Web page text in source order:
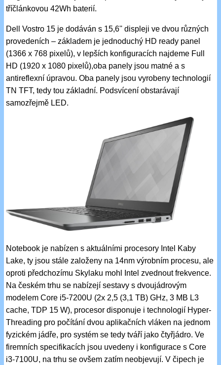
tříčlánkovou 42Wh baterií.
Dell Vostro 15 je dodáván s 15,6'' displeji ve dvou různých
provedeních – základem je jednoduchý HD ready panel
(1366 x 768 pixelů), v lepších konfiguracích najdeme Full
HD (1920 x 1080 pixelů),oba panely jsou matné a s
antireflexní úpravou. Oba panely jsou vyrobeny technologií
TN TFT, tedy tou základní. Podsvícení obstarávají
samozřejmě LED.
Notebook je nabízen s aktuálními procesory Intel Kaby
Lake, ty jsou stále založeny na 14nm výrobním procesu, ale
oproti předchozímu Skylaku mohl Intel zvednout frekvence.
Na českém trhu se nabízejí sestavy s dvoujádrovým
modelem Core i5-7200U (2x 2,5 (3,1 TB) GHz, 3 MB L3
cache, TDP 15 W), procesor disponuje i technologií Hyper-
Threading pro počítání dvou aplikačních vláken na jednom
fyzickém jádře, pro systém se tedy tváří jako čtyřjádro. Ve
firemních specifikacích jsou uvedeny i konfigurace s Core
i3-7100U, na trhu se ovšem zatím neobjevují. V čipech je